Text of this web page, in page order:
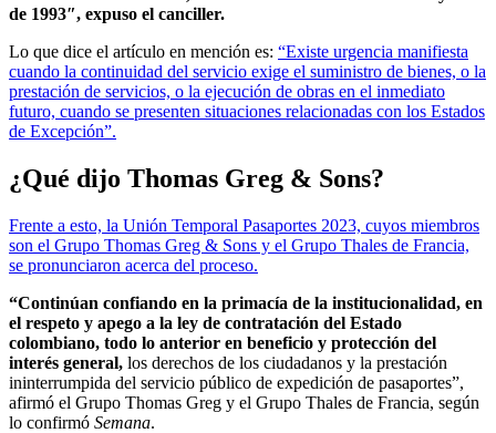
de 1993″, expuso el canciller.
Lo que dice el artículo en mención es: “Existe urgencia manifiesta
cuando la continuidad del servicio exige el suministro de bienes, o la
prestación de servicios, o la ejecución de obras en el inmediato
futuro, cuando se presenten situaciones relacionadas con los Estados
de Excepción”.
¿Qué dijo Thomas Greg & Sons?
Frente a esto, la Unión Temporal Pasaportes 2023, cuyos miembros
son el Grupo Thomas Greg & Sons y el Grupo Thales de Francia,
se pronunciaron acerca del proceso.
“Continúan confiando en la primacía de la institucionalidad, en
el respeto y apego a la ley de contratación del Estado
colombiano, todo lo anterior en beneficio y protección del
interés general, los derechos de los ciudadanos y la prestación
ininterrumpida del servicio público de expedición de pasaportes”,
afirmó el Grupo Thomas Greg y el Grupo Thales de Francia, según
lo confirmó Semana.